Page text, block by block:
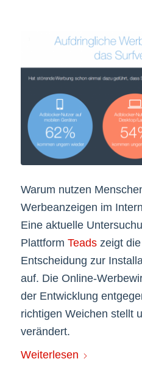
Warum nutzen
Werbeanzeigen im
Eine aktuelle
Plattform Teadszeigt die
Entscheidung zur
auf. Die Online-
der Entwicklung
richtigen Weichen stellt
verändert.
Weiterlesen